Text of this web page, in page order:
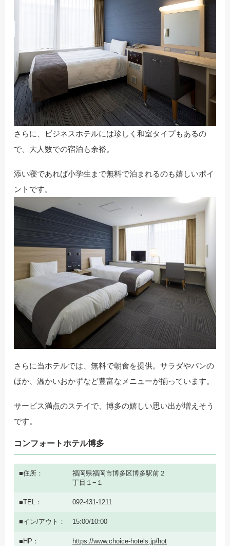
さらに、ビジネスホテルには珍しく和室タイプもあるの
で、大人数での宿泊も余裕。
添い寝であれば小学生まで無料で泊まれるのも嬉しいポイ
ントです。
さらに当ホテルでは、無料で朝食を提供。サラダやパンの
ほか、温かいおかずなど豊富なメニューが揃っています。
サービス満点のステイで、博多の嬉しい思い出が増えそう
です。
コンフォートホテル博多
住所
福岡県福岡市博多区博多駅前２
丁目１−１
TEL 092-431-1211
イン/アウト 15:00/10:00
HP
https://www.choice-hotels.jp/hot